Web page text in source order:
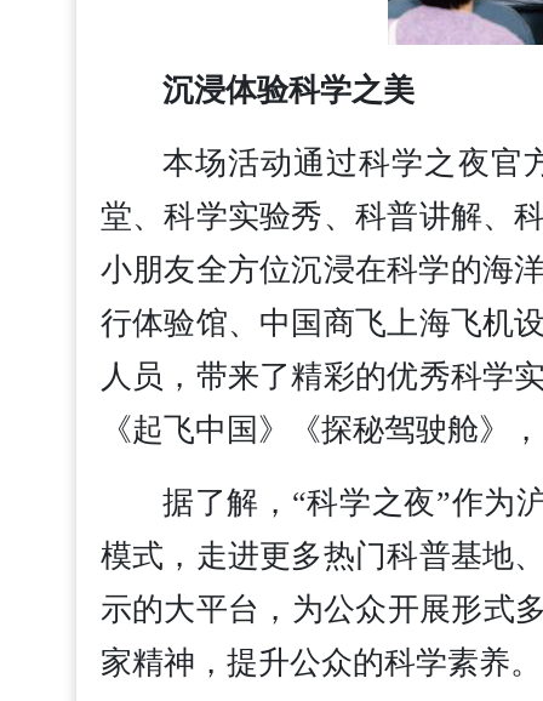
沉浸体验科学之美
本场活动通过科学之夜官
堂、科学实验秀、科普讲解、
小朋友全方位沉浸在科学的海
行体验馆、中国商飞上海飞机
人员，带来了精彩的优秀科学
《起飞中国》《探秘驾驶舱》
据了解，“科学之夜”作为
模式，走进更多热门科普基地
示的大平台，为公众开展形式
家精神，提升公众的科学素养。